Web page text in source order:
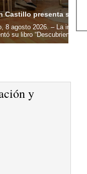
mi identidad”
María Castillo
y